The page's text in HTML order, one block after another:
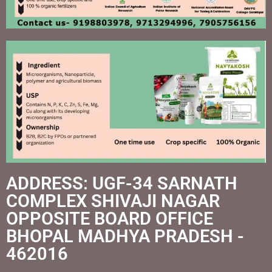
ADDRESS: UGF-34 SARNATH
COMPLEX SHIVAJI NAGAR
OPPOSITE BOARD OFFICE
BHOPAL MADHYA PRADESH -
462016